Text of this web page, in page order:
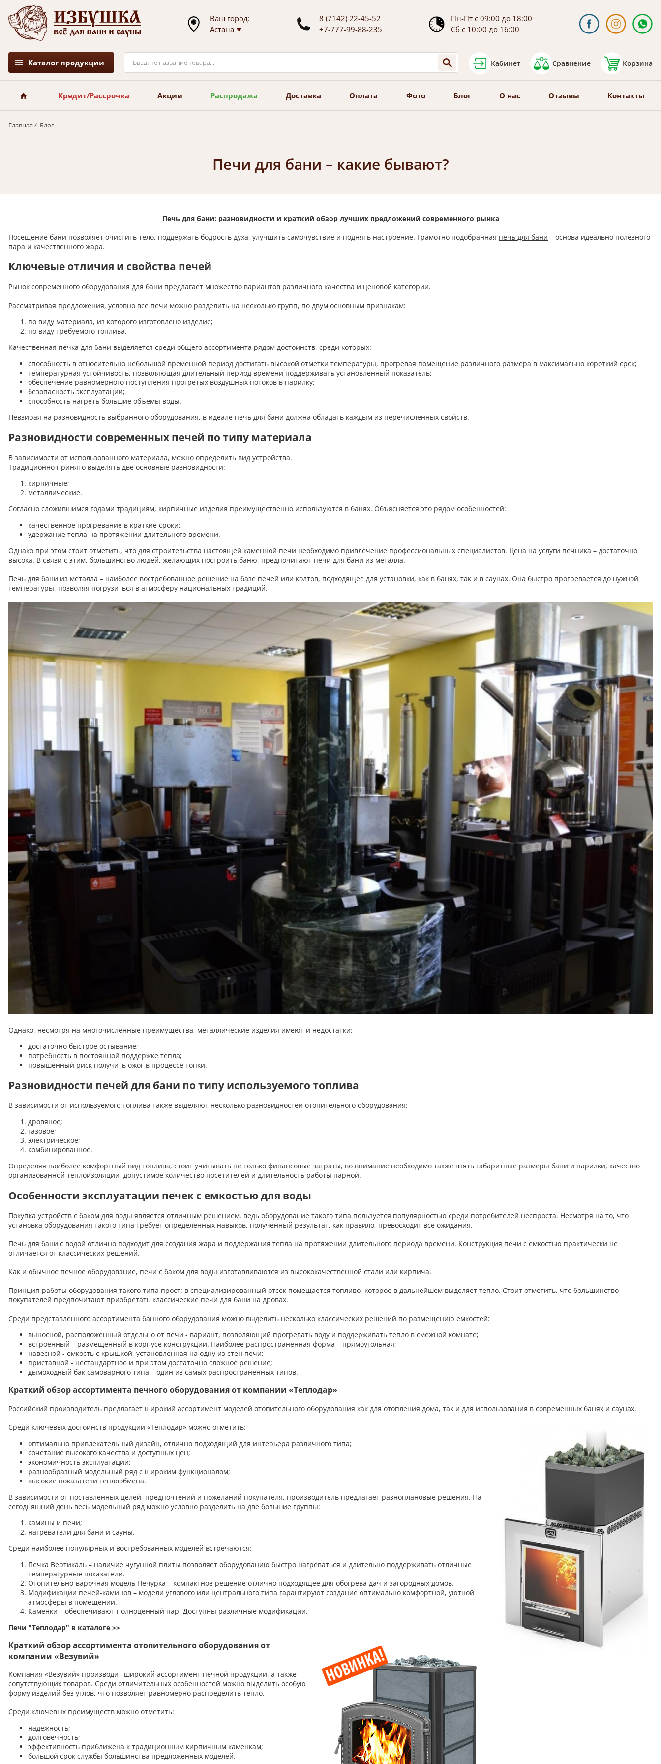
Ваш город:
Астана
8 (7142) 22-45-52
+7-777-99-88-235
Пн-Пт с 09:00 до 18:00
Сб с 10:00 до 16:00
Каталог продукции Кабинет Сравнение Корзина
Кредит/Рассрочка Акции Распродажа Доставка Оплата Фото Блог О нас Отзывы Контакты
Главная / Блог
Печи для бани – какие бывают?
Печь для бани: разновидности и краткий обзор лучших предложений современного рынка
Посещение бани позволяет очистить тело, поддержать бодрость духа, улучшить самочувствие и поднять настроение. Грамотно подобранная печь для бани – основа идеально полезного
пара и качественного жара.
Ключевые отличия и свойства печей
Рынок современного оборудования для бани предлагает множество вариантов различного качества и ценовой категории.
Рассматривая предложения, условно все печи можно разделить на несколько групп, по двум основным признакам:
по виду материала, из которого изготовлено изделие;
по виду требуемого топлива.
Качественная печка для бани выделяется среди общего ассортимента рядом достоинств, среди которых:
способность в относительно небольшой временной период достигать высокой отметки температуры, прогревая помещение различного размера в максимально короткий срок;
температурная устойчивость, позволяющая длительный период времени поддерживать установленный показатель;
обеспечение равномерного поступления прогретых воздушных потоков в парилку;
безопасность эксплуатации;
способность нагреть большие объемы воды.
Невзирая на разновидность выбранного оборудования, в идеале печь для бани должна обладать каждым из перечисленных свойств.
Разновидности современных печей по типу материала
В зависимости от использованного материала, можно определить вид устройства.
Традиционно принято выделять две основные разновидности:
кирпичные;
металлические.
Согласно сложившимся годами традициям, кирпичные изделия преимущественно используются в банях. Объясняется это рядом особенностей:
качественное прогревание в краткие сроки;
удержание тепла на протяжении длительного времени.
Однако при этом стоит отметить, что для строительства настоящей каменной печи необходимо привлечение профессиональных специалистов. Цена на услуги печника – достаточно
высока. В связи с этим, большинство людей, желающих построить баню, предпочитают печи для бани из металла.
Печь для бани из металла – наиболее востребованное решение на базе печей или колтов, подходящее для установки, как в банях, так и в саунах. Она быстро прогревается до нужной
температуры, позволяя погрузиться в атмосферу национальных традиций.
Однако, несмотря на многочисленные преимущества, металлические изделия имеют и недостатки:
достаточно быстрое остывание;
потребность в постоянной поддержке тепла;
повышенный риск получить ожог в процессе топки.
Разновидности печей для бани по типу используемого топлива
В зависимости от используемого топлива также выделяют несколько разновидностей отопительного оборудования:
дровяное;
газовое;
электрическое;
комбинированное.
Определяя наиболее комфортный вид топлива, стоит учитывать не только финансовые затраты, во внимание необходимо также взять габаритные размеры бани и парилки, качество
организованной теплоизоляции, допустимое количество посетителей и длительность работы парной.
Особенности эксплуатации печек с емкостью для воды
Покупка устройств с баком для воды является отличным решением, ведь оборудование такого типа пользуется популярностью среди потребителей неспроста. Несмотря на то, что
установка оборудования такого типа требует определенных навыков, полученный результат, как правило, превосходит все ожидания.
Печь для бани с водой отлично подходит для создания жара и поддержания тепла на протяжении длительного периода времени. Конструкция печи с емкостью практически не
отличается от классических решений.
Как и обычное печное оборудование, печи с баком для воды изготавливаются из высококачественной стали или кирпича.
Принцип работы оборудования такого типа прост: в специализированный отсек помещается топливо, которое в дальнейшем выделяет тепло. Стоит отметить, что большинство
покупателей предпочитают приобретать классические печи для бани на дровах.
Среди представленного ассортимента банного оборудования можно выделить несколько классических решений по размещению емкостей:
выносной, расположенный отдельно от печи - вариант, позволяющий прогревать воду и поддерживать тепло в смежной комнате;
встроенный – размещенный в корпусе конструкции. Наиболее распространенная форма – прямоугольная;
навесной - емкость с крышкой, установленная на одну из стен печи;
приставной - нестандартное и при этом достаточно сложное решение;
дымоходный бак самоварного типа – один из самых распространенных типов.
Краткий обзор ассортимента печного оборудования от компании «Теплодар»
Российский производитель предлагает широкий ассортимент моделей отопительного оборудования как для отопления дома, так и для использования в современных банях и саунах.
Среди ключевых достоинств продукции «Теплодар» можно отметить:
оптимально привлекательный дизайн, отлично подходящий для интерьера различного типа;
сочетание высокого качества и доступных цен;
экономичность эксплуатации;
разнообразный модельный ряд с широким функционалом;
высокие показатели теплообмена.
В зависимости от поставленных целей, предпочтений и пожеланий покупателя, производитель предлагает разноплановые решения. На
сегодняшний день весь модельный ряд можно условно разделить на две большие группы:
камины и печи;
нагреватели для бани и сауны.
Среди наиболее популярных и востребованных моделей встречаются:
Печка Вертикаль – наличие чугунной плиты позволяет оборудованию быстро нагреваться и длительно поддерживать отличные
температурные показатели.
Отопительно-варочная модель Печурка – компактное решение отлично подходящее для обогрева дач и загородных домов.
Модификации печей-каминов – модели углового или центрального типа гарантируют создание оптимально комфортной, уютной
атмосферы в помещении.
Каменки – обеспечивают полноценный пар. Доступны различные модификации.
Печи "Теплодар" в каталоге >>
Краткий обзор ассортимента отопительного оборудования от
компании «Везувий»
Компания «Везувий» производит широкий ассортимент печной продукции, а также
сопутствующих товаров. Среди отличительных особенностей можно выделить особую
форму изделий без углов, что позволяет равномерно распределить тепло.
Среди ключевых преимуществ можно отметить:
надежность;
долговечность;
эффективность приближена к традиционным кирпичным каменкам;
большой срок службы большинства предложенных моделей.